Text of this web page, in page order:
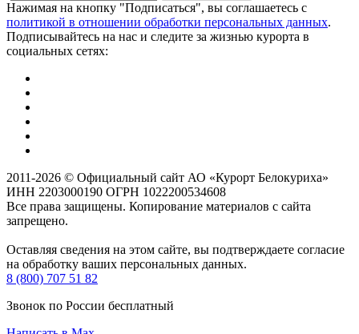
Нажимая на кнопку "Подписаться", вы соглашаетесь с
политикой в отношении обработки персональных данных.
Подписывайтесь на нас и следите за жизнью курорта в
социальных сетях:
2011-2026 © Официальный сайт АО «Курорт Белокуриха»
ИНН 2203000190 ОГРН 1022200534608
Все права защищены. Копирование материалов с сайта
запрещено.
Оставляя сведения на этом сайте, вы подтверждаете согласие
на обработку ваших персональных данных.
8 (800) 707 51 82
Звонок по России бесплатный